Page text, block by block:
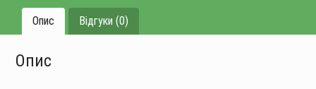
Опис Відгуки (0)
Опис